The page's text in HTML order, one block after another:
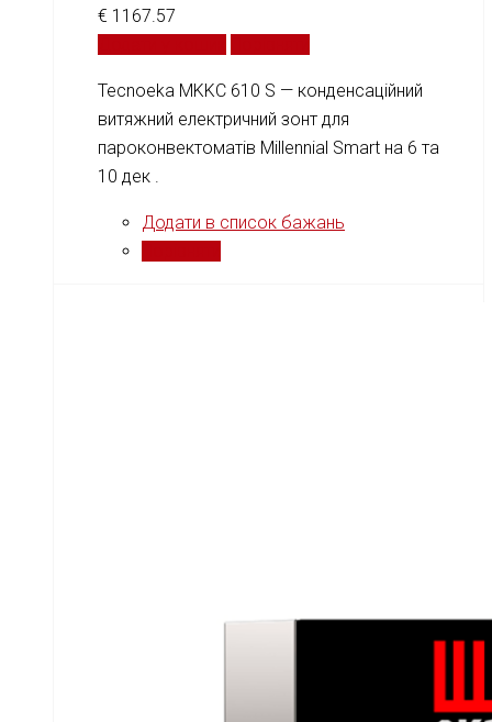
€ 1167.57
Tecnoeka MKKC 610 S — конденсаційний
витяжний електричний зонт для
пароконвектоматів Millennial Smart на 6 та
10 дек .
Додати в список бажань